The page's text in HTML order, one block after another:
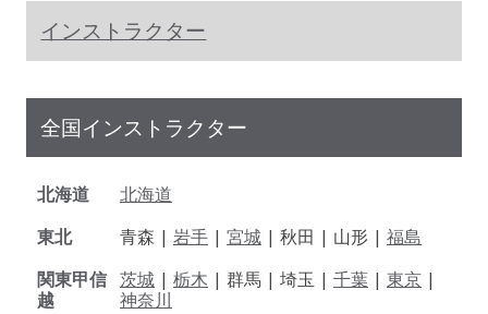
インストラクター
全国インストラクター
北海道
北海道
東北
青森 | 岩手 | 宮城 | 秋田 | 山形 | 福島
関東甲信
越
茨城 | 栃木 | 群馬 | 埼玉 | 千葉 | 東京 |
神奈川